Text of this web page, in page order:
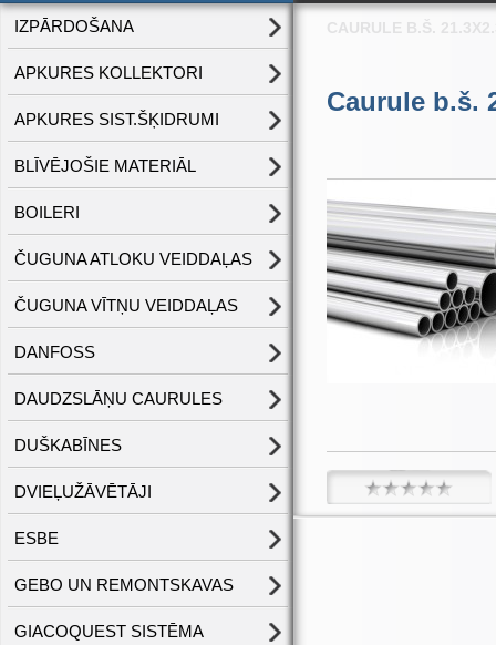
IZPĀRDOŠANA
APKURES KOLLEKTORI
APKURES SIST.ŠĶIDRUMI
BLĪVĒJOŠIE MATERIĀL
BOILERI
ČUGUNA ATLOKU VEIDDAĻAS
ČUGUNA VĪTŅU VEIDDAĻAS
DANFOSS
DAUDZSLĀŅU CAURULES
DUŠKABĪNES
DVIEĻUŽĀVĒTĀJI
ESBE
GEBO UN REMONTSKAVAS
GIACOQUEST SISTĒMA
CAURULE B.Š.
Caurule b.š.